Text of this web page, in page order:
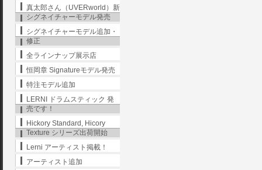
真太郎さん（UVERworld）新
シグネイチャーモデル発売
シグネイチャーモデル追加・
修正
全ラインナップ展示店
恒岡章 Signatureモデル発売
特注モデル追加
LERNI ドラムスティック 発
売です！
Hickory Standard, Hicory
Texture シリーズ出荷開始
Lerni アーティスト掲載！
アーティスト追加